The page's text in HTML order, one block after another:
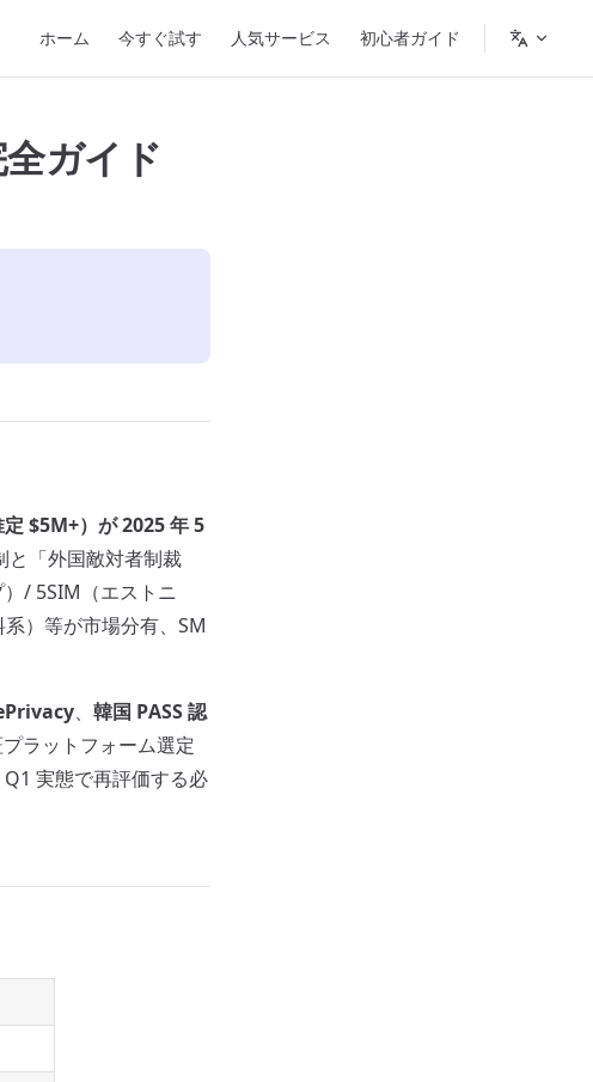
ホーム 今すぐ試す 人気サービス 初心者ガイド
ガイド
$5M+）が 2025 年 5
「外国敵対者制裁
）/ 5SIM（エストニ
）等が市場分有、SM
、 韓国 PASS 認
ラットフォーム選定
実態で再評価する必